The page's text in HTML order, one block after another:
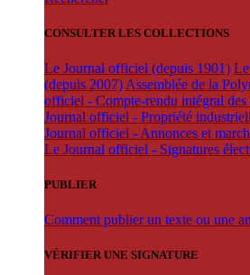
CONSULTER LES COLLECTIONS
Le Journal officiel (depuis 1901)
(depuis 2007) Assemblée de la
officiel - Compte-rendu intégral des
Journal officiel - Propriété
Journal officiel - Annonces et
Le Journal officiel - Signatures
PUBLIER
Comment publier un texte ou une
VÉRIFIER UNE SIGNATURE